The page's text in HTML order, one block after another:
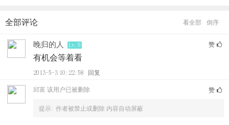
全部评论 倒序
看全部
晚归的人 Lv.9 赞
有机会等着看
2013-5-3 10:22:58 回复
邱富 该用户已被删除 赞
提示: 作者被禁止或删除 内容自动屏蔽